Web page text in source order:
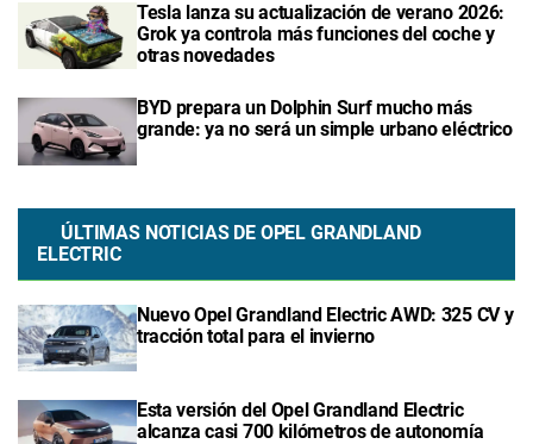
Tesla lanza su actualización de verano 2026:
Grok ya controla más funciones del coche y
otras novedades
BYD prepara un Dolphin Surf mucho más
grande: ya no será un simple urbano eléctrico
ÚLTIMAS NOTICIAS DE OPEL GRANDLAND
ELECTRIC
Nuevo Opel Grandland Electric AWD: 325 CV y
tracción total para el invierno
Esta versión del Opel Grandland Electric
alcanza casi 700 kilómetros de autonomía